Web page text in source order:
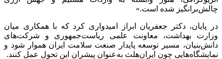
چالش‌برانگیز شده است.»
در پایان، دکتر جعفریان ابراز امیدواری کرد که با همکاری میان
وزارت بهداشت، معاونت علمی ریاست‌جمهوری و شرکت‌های
دانش‌بنیان، مسیر توسعه پایدار صنعت سلامت ایران هموار شود و
نمایشگاه‌هایی چون ایران‌هلث به‌عنوان پیشران این تحول عمل کنند.